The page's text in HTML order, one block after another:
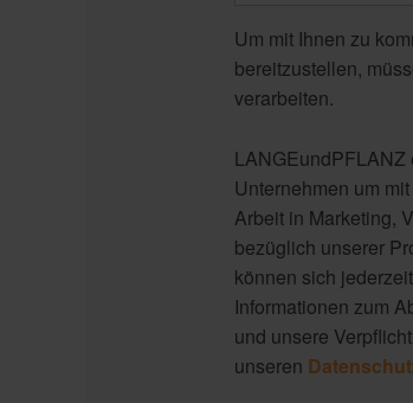
Um mit Ihnen zu
bereitzustellen,
verarbeiten.
LANGEundPFLANZ
Unternehmen um
Arbeit in Marketing,
bezüglich unserer
können sich
Informationen zum
und unsere
unseren